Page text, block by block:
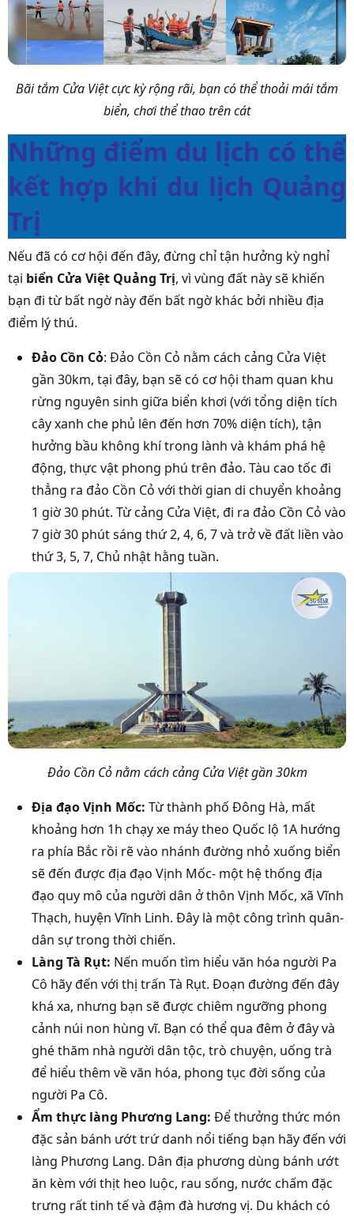
Bãi tắm Cửa Việt cực kỳ rộng rãi, bạn có thể thoải mái tắm
biển, chơi thể thao trên cát
Những điểm du lịch có thể
kết hợp khi du lịch Quảng
Trị
Nếu đã có cơ hội đến đây, đừng chỉ tận hưởng kỳ nghỉ
tại biển Cửa Việt Quảng Trị, vì vùng đất này sẽ khiến
bạn đi từ bất ngờ này đến bất ngờ khác bởi nhiều địa
điểm lý thú.
Đảo Cồn Cỏ: Đảo Cồn Cỏ nằm cách cảng Cửa Việt
gần 30km, tại đây, bạn sẽ có cơ hội tham quan khu
rừng nguyên sinh giữa biển khơi (với tổng diện tích
cây xanh che phủ lên đến hơn 70% diện tích), tận
hưởng bầu không khí trong lành và khám phá hệ
động, thực vật phong phú trên đảo. Tàu cao tốc đi
thẳng ra đảo Cồn Cỏ với thời gian di chuyển khoảng
1 giờ 30 phút. Từ cảng Cửa Việt, đi ra đảo Cồn Cỏ vào
7 giờ 30 phút sáng thứ 2, 4, 6, 7 và trở về đất liền vào
thứ 3, 5, 7, Chủ nhật hằng tuần.
Đảo Cồn Cỏ nằm cách cảng Cửa Việt gần 30km
Địa đạo Vịnh Mốc: Từ thành phố Đông Hà, mất
khoảng hơn 1h chạy xe máy theo Quốc lộ 1A hướng
ra phía Bắc rồi rẽ vào nhánh đường nhỏ xuống biển
sẽ đến được địa đạo Vịnh Mốc- một hệ thống địa
đạo quy mô của người dân ở thôn Vịnh Mốc, xã Vĩnh
Thạch, huyện Vĩnh Linh. Đây là một công trình quân-
dân sự trong thời chiến.
Làng Tà Rụt: Nến muốn tìm hiểu văn hóa người Pa
Cô hãy đến với thị trấn Tà Rụt. Đoạn đường đến đây
khá xa, nhưng bạn sẽ được chiêm ngưỡng phong
cảnh núi non hùng vĩ. Bạn có thể qua đêm ở đây và
ghé thăm nhà người dân tộc, trò chuyện, uống trà
để hiểu thêm về văn hóa, phong tục đời sống của
người Pa Cô.
Ẩm thực làng Phương Lang: Để thưởng thức món
đặc sản bánh ướt trứ danh nổi tiếng bạn hãy đến với
làng Phương Lang. Dân địa phương dùng bánh ướt
ăn kèm với thịt heo luộc, rau sống, nước chấm đặc
trưng rất tinh tế và đậm đà hương vị. Du khách có